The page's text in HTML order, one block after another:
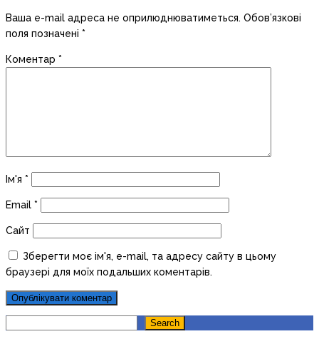
Ваша e-mail адреса не оприлюднюватиметься. Обов’язкові
поля позначені *
Коментар *
Ім'я *
Email *
Сайт
Зберегти моє ім'я, e-mail, та адресу сайту в цьому
браузері для моїх подальших коментарів.
Search